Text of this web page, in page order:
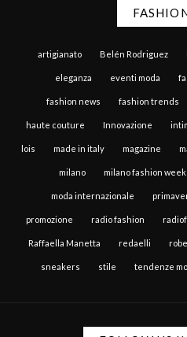
artigianato Belén Rodriguez
eleganza eventi moda
fashion news fashion trends
haute couture Innovazione
lois made in italy magazine
milano milano fashion week
moda internazionale
promozione radio fashion
Raffaella Manetta redaelli
sneakers stile tendenze